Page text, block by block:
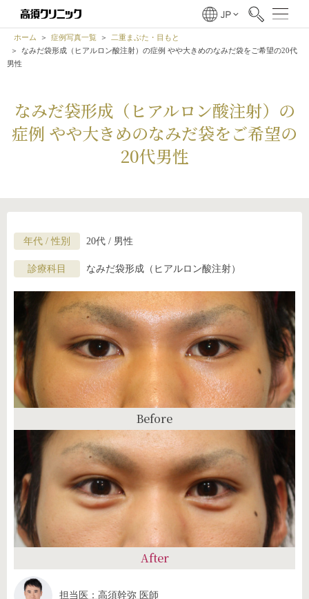
ホーム 症例写真一覧
二重まぶた・目もと
なみだ袋形成（ヒアルロン酸注射）の症例 やや大きめのなみだ袋をご希望の20代
男性
なみだ袋形成（ヒアルロン酸注射）の
症例 やや大きめのなみだ袋をご希望の
20代男性
年代 / 性別 20代 / 男性
診療科目 なみだ袋形成（ヒアルロン酸注射）
Before
After
担当医：高須幹弥 医師